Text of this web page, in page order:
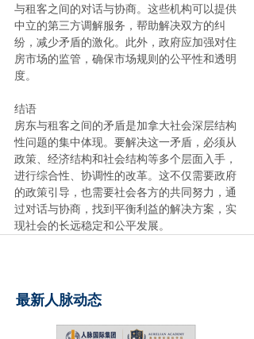
与租客之间的对话与协商。这些机构可以提供
中立的第三方调解服务，帮助解决双方的纠
纷，减少矛盾的激化。此外，政府应加强对住
房市场的监管，确保市场规则的公平性和透明
度。
结语
房东与租客之间的矛盾是加拿大社会深层结构
性问题的集中体现。要解决这一矛盾，必须从
政策、经济结构和社会结构等多个层面入手，
进行综合性、协调性的改革。这不仅需要政府
的政策引导，也需要社会各方的共同努力，通
过对话与协商，找到平衡利益的解决方案，实
现社会的长远稳定和公平发展。
最新人脉动态